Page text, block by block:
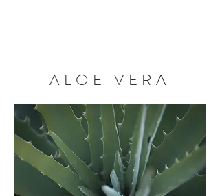
ALOE VERA